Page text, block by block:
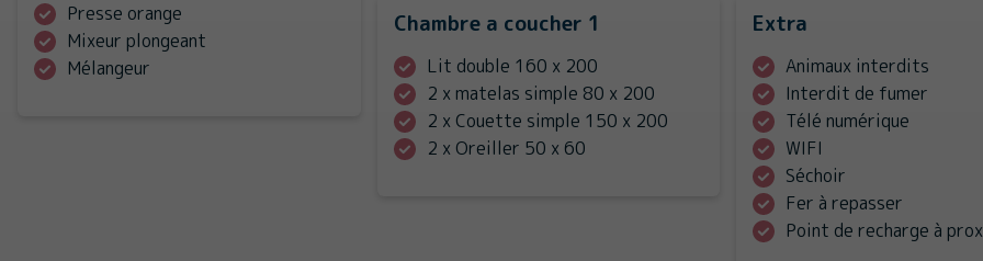
Presse orange
Mixeur plongeant
Mélangeur
Chambre a coucher 1
Lit double 160 x 200
2 x matelas simple 80 x 200
2 x Couette simple 150 x 200
2 x Oreiller 50 x 60
Extra
Animaux interdits
Interdit de fumer
Télé numérique
WIFI
Séchoir
Fer à repasser
Point de recharge à